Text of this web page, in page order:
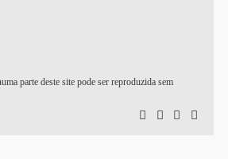
parte deste site pode ser reproduzida sem